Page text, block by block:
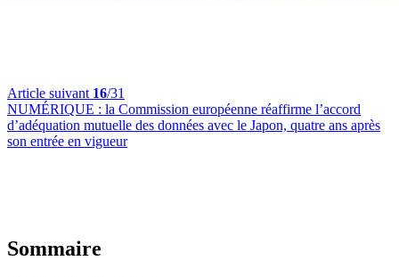
Article suivant 16/31
NUMÉRIQUE : la Commission européenne réaffirme l’accord
d’adéquation mutuelle des données avec le Japon, quatre ans après
son entrée en vigueur
Sommaire